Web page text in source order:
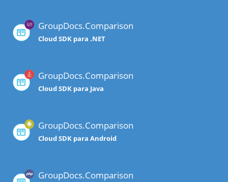
GroupDocs.Comparison
Cloud SDK para .NET
GroupDocs.Comparison
Cloud SDK para Java
GroupDocs.Comparison
Cloud SDK para Android
GroupDocs.Comparison